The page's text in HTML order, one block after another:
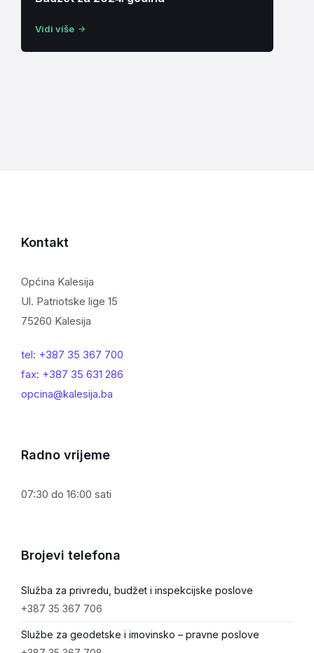
Vidi više
Kontakt
Općina Kalesija
Ul. Patriotske lige 15
75260 Kalesija
tel: +387 35 367 700
fax: +387 35 631 286
opcina@kalesija.ba
Radno vrijeme
07:30 do 16:00 sati
Brojevi telefona
Služba za privredu, budžet i inspekcijske poslove
+387 35 367 706
Službe za geodetske i imovinsko – pravne poslove